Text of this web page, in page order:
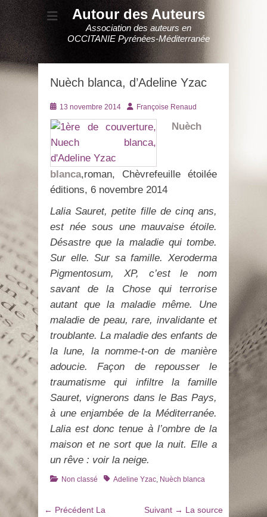
Autour des Auteurs
Association des auteurs en
OCCITANIE Pyrénées-Méditerranée
Nuèch blanca, d’Adeline Yzac
Posté
le
13 novembre 2014 AuteurFrançoise Renaud
Nuèch
blanca,roman, Chèvrefeuille étoilée
éditions, 6 novembre 2014
Lalia Sauret, petite fille de cinq ans,
est née sous une mauvaise étoile.
Désastre que la maladie qui tombe.
Sur elle. Sur sa famille. Xeroderma
Pigmentosum, XP, c’est le nom
savant de la Chose qui terrorise
autant que la maladie même. Une
maladie de peau, rare, invalidante et
troublante. La maladie des enfants de
la lune, la nomme-t-on de manière
adoucie. Façon de repousser le
traumatisme qui infiltre la famille
Sauret, vignerons dans le Bas Pays,
à une enjambée de la Méditerranée.
Lalia est donc tenue à l’ombre de la
maison et ne sort que la nuit. Elle a
un rêve : voir la neige.
Catégories
Non classé TagsAdeline Yzac, Nuèch blanca
Navigation
← Précédent Article
La
Suivant → Article
La source